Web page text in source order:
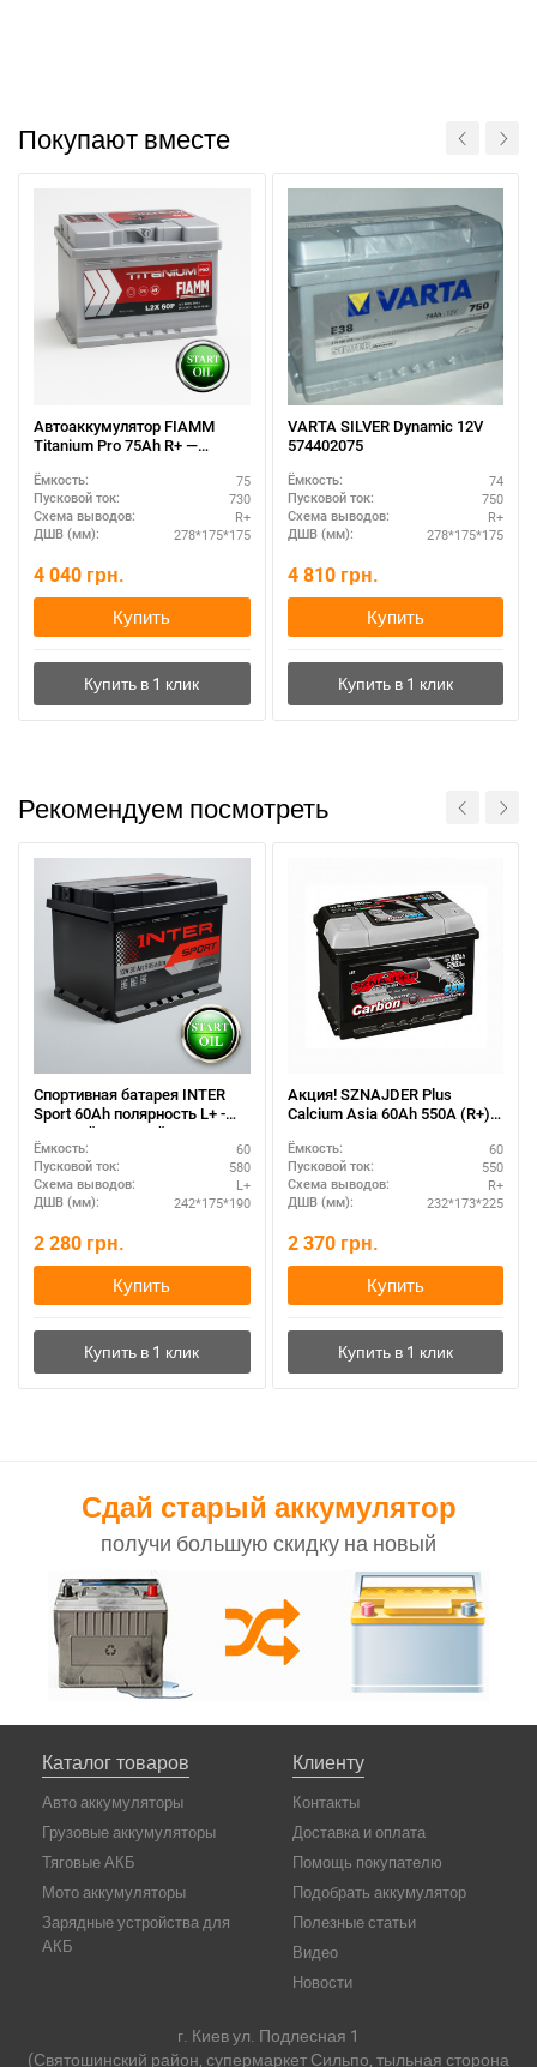
Покупают вместе
Автоаккумулятор FIAMM
Titanium Pro 75Ah R+ —
Ёмкость: 75
Пусковой ток: 730
Схема выводов: R+
ДШВ (мм): 278*175*175
4 040 грн.
Купить
VARTA SILVER Dynamic 12V
574402075
Ёмкость: 74
Пусковой ток: 750
Схема выводов: R+
ДШВ (мм): 278*175*175
4 810 грн.
Купить
Рекомендуем посмотреть
Спортивная батарея INTER
Sport 60Ah полярность L+ -
высокий пусковой ток
Ёмкость: 60
Пусковой ток: 580
Схема выводов: L+
ДШВ (мм): 242*175*190
2 280 грн.
Купить
Акция! SZNAJDER Plus
Calcium Asia 60Аh 550А (R+) –
азиатских авто
Ёмкость: 60
Пусковой ток: 550
Схема выводов: R+
ДШВ (мм): 232*173*225
2 370 грн.
Купить
Сдай старый аккумулятор
получи большую скидку на новый
Каталог товаров
Авто аккумуляторы
Грузовые аккумуляторы
Тяговые АКБ
Мото аккумуляторы
Зарядные устройства для
АКБ
Клиенту
Контакты
Доставка и оплата
Помощь покупателю
Подобрать аккумулятор
Полезные статьи
Видео
Новости
г. Киев ул. Подлесная 1
(Святошинский район, супермаркет Сильпо, тыльная сторона
При отсутствии связи - пишите, звоните в Viber /
Telegram (093) 600-51-11
Написать в Viber Написать в Telegram